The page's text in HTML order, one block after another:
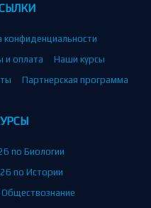
конфиденциальности
и оплата
Наши курсы
Партнерская программа
по Биологии
по Истории